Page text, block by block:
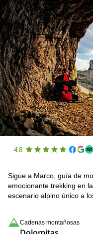
4.8
Sigue a Marco, guía de
emocionante trekking en
escenario alpino único a
Cadenas montañosas